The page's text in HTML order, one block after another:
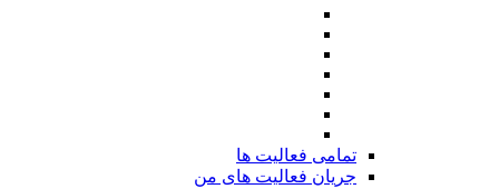
تمامی فعالیت ها
جریان فعالیت های من